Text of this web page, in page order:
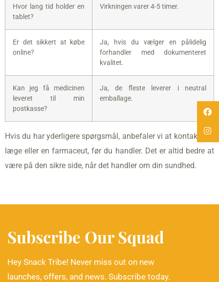
Hvor lang tid holder en
tablet?
Virkningen varer 4-5 timer.
Er det sikkert at købe
online?
Ja, hvis du vælger en pålidelig
forhandler med dokumenteret
kvalitet.
Kan jeg få medicinen
leveret til min
postkasse?
Ja, de fleste leverer i neutral
emballage.
Hvis du har yderligere spørgsmål, anbefaler vi at kontakte en
læge eller en farmaceut, før du handler. Det er altid bedre at
være på den sikre side, når det handler om din sundhed.
Subscribe Our Squad
Hey Snack Tribe! Never miss out on new
launches, offers, and news. Subscribe today.